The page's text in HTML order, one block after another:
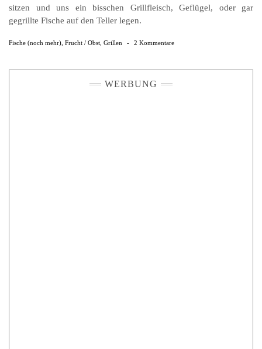
sitzen und uns ein bisschen Grillfleisch, Geflügel, oder gar
gegrillte Fische auf den Teller legen.
Fische (noch mehr) Frucht / Obst Grillen - 2 Kommentare
WERBUNG